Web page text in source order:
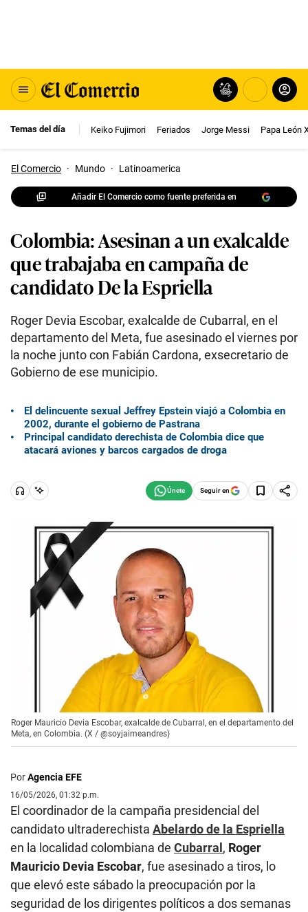
Temas del día Keiko Fujimori Feriados Jorge Messi Papa León
El Comercio · Mundo · Latinoamerica
Añadir El Comercio como fuente preferida en
Colombia: Asesinan a un exalcalde
que trabajaba en campaña de
candidato De la Espriella
Roger Devia Escobar, exalcalde de Cubarral, en el
departamento del Meta, fue asesinado el viernes por
la noche junto con Fabián Cardona, exsecretario de
Gobierno de ese municipio.
El delincuente sexual Jeffrey Epstein viajó a Colombia en
2002, durante el gobierno de Pastrana
Principal candidato derechista de Colombia dice que
atacará aviones y barcos cargados de droga
Seguir en
Roger Mauricio Devia Escobar, exalcalde de Cubarral, en el departamento del
Meta, en Colombia. (X / @soyjaimeandres)
PorAgencia EFE
16/05/2026, 01:32 p.m.
El coordinador de la campaña presidencial del
candidato ultraderechista Abelardo de la Espriella
en la localidad colombiana de Cubarral, Roger
Mauricio Devia Escobar, fue asesinado a tiros, lo
que elevó este sábado la preocupación por la
seguridad de los dirigentes políticos a dos semanas